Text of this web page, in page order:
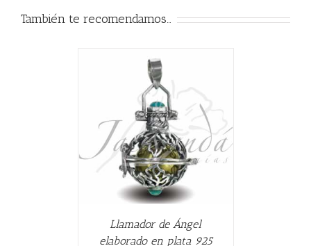
También te recomendamos…
Llamador de Ángel
elaborado en plata 925